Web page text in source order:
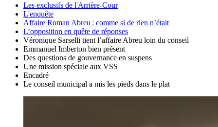
Les exclusifs de l'Arrière-Cour
L'enquête
Affaire Roman Abreu : comme si de rien n’était
L’opposition en quête de réponses
Véronique Sarselli tient l’affaire Abreu loin du conseil
Emmanuel Imberton bien présent
Des questions de gouvernance en suspens
Une mission spéciale aux VSS
Encadré
Le conseil municipal a mis les pieds dans le plat